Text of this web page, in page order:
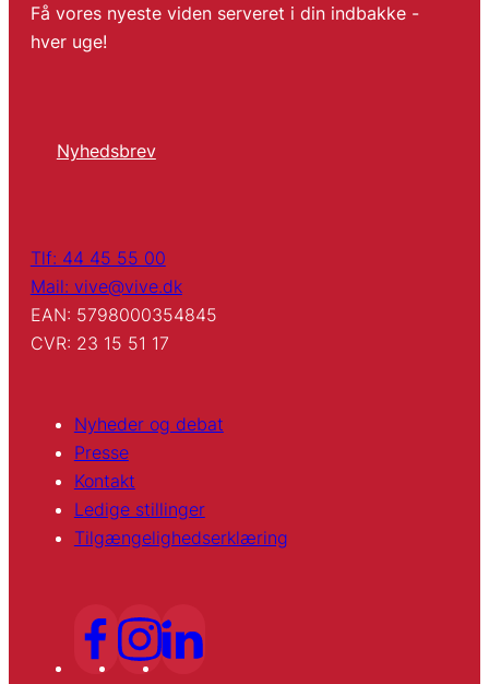
Få vores nyeste viden serveret i din indbakke -
hver uge!
Nyhedsbrev
Tlf: 44 45 55 00
Mail: vive@vive.dk
EAN: 5798000354845
CVR: 23 15 51 17
Nyheder og debat
Presse
Kontakt
Ledige stillinger
Tilgængelighedserklæring